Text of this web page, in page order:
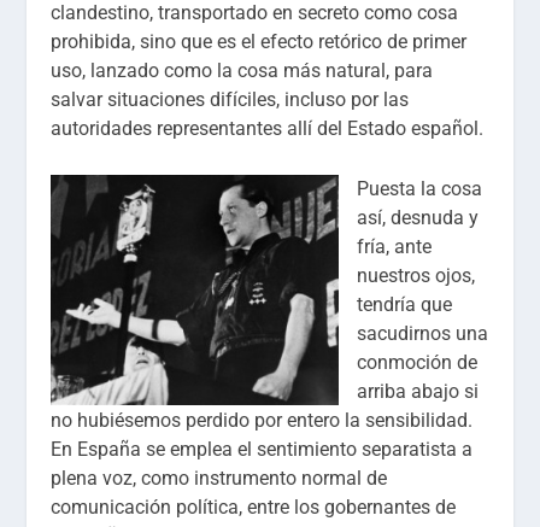
clandestino, transportado en secreto como cosa
prohibida, sino que es el efecto retórico de primer
uso, lanzado como la cosa más natural, para
salvar situaciones difíciles, incluso por las
autoridades representantes allí del Estado español.
Puesta la cosa
así, desnuda y
fría, ante
nuestros ojos,
tendría que
sacudirnos una
conmoción de
arriba abajo si
no hubiésemos perdido por entero la sensibilidad.
En España se emplea el sentimiento separatista a
plena voz, como instrumento normal de
comunicación política, entre los gobernantes de